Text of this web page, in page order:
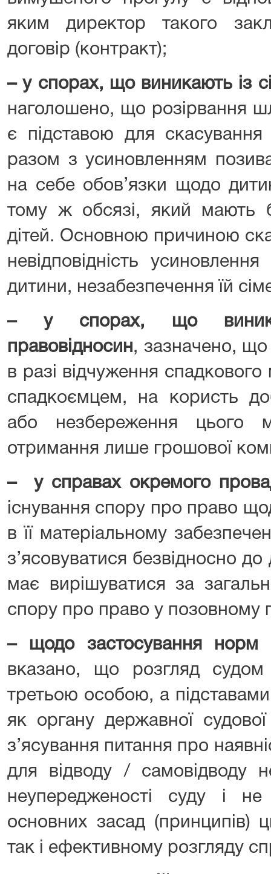
яким директор такого
договір (контракт);
–у спорах, що виникають із
наголошено, що розірвання
є підставою для скасування
разом з усиновленням
на себе обов’язки щодо
тому ж обсязі, який мають
дітей. Основною причиною
невідповідність
дитини, незабезпечення їй
– у спорах, що
правовідносин , зазначено, що
в разі відчуження
спадкоємцем, на користь
або незбереження
отримання лише грошової
– у справах окремого
існування спору про право
в її матеріальному
з’ясовуватися безвідносно
має вирішуватися за
спору про право у позовному
–
щодо застосування норм
вказано, що розгляд
третьою особою, а підставами
як органу державної
з’ясування питання про
для відводу / самовідводу
неупередженості суду і не
основних засад (принципів)
так і ефективному розгляду